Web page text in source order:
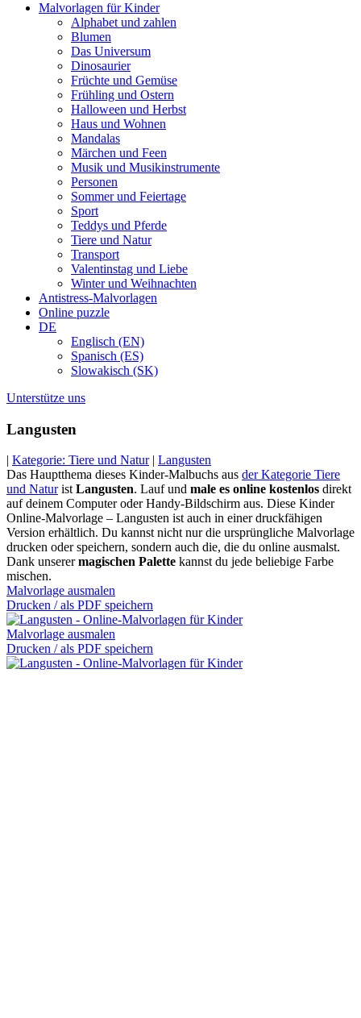
Malvorlagen für Kinder
Alphabet und zahlen
Blumen
Das Universum
Dinosaurier
Früchte und Gemüse
Frühling und Ostern
Halloween und Herbst
Haus und Wohnen
Mandalas
Märchen und Feen
Musik und Musikinstrumente
Personen
Sommer und Feiertage
Sport
Teddys und Pferde
Tiere und Natur
Transport
Valentinstag und Liebe
Winter und Weihnachten
Antistress-Malvorlagen
Online puzzle
DE
Englisch (EN)
Spanisch (ES)
Slowakisch (SK)
Unterstütze uns
Langusten
| Kategorie: Tiere und Natur| Langusten
Das Hauptthema dieses Kinder-Malbuchs aus der Kategorie Tiere
und NaturistLangusten. Lauf und male es online kostenlos direkt
auf deinem Computer oder Handy-Bildschirm aus. Diese Kinder
Online-Malvorlage – Langusten ist auch in einer druckfähigen
Version erhältlich. Du kannst nicht nur die ursprüngliche Malvorlage
drucken oder speichern, sondern auch die, die du online ausmalst.
Dank unserermagischen Palette kannst du jede beliebige Farbe
mischen.
Malvorlage ausmalen
Drucken / als PDF speichern
Malvorlage ausmalen
Drucken / als PDF speichern